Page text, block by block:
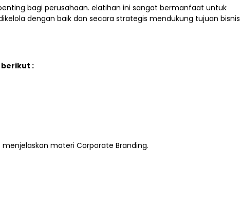
bagi perusahaan. elatihan ini sangat bermanfaat untuk
dengan baik dan secara strategis mendukung tujuan bisnis
berikut :
materi Corporate Branding.